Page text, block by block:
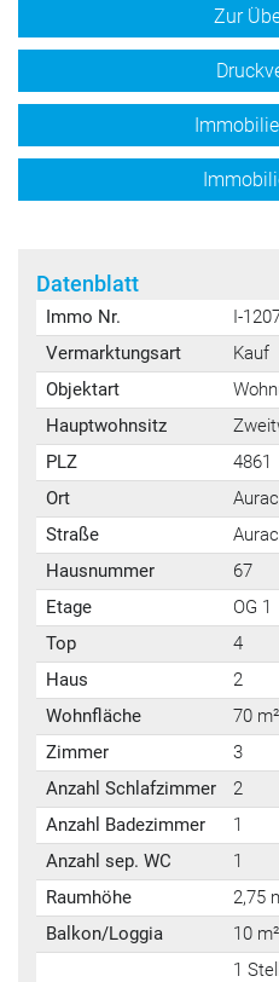
Zur
Datenblatt
Immo Nr.
I-
Vermarktungsart
Kauf
Objektart
Hauptwohnsitz
PLZ
4861
Ort
Straße
Hausnummer
67
Etage
OG 1
Top
4
Haus
2
Wohnfläche
70 m²
Zimmer
3
Anzahl Schlafzimmer
2
Anzahl Badezimmer
1
Anzahl sep. WC
1
Raumhöhe
2,75
Balkon/Loggia
10 m²
1